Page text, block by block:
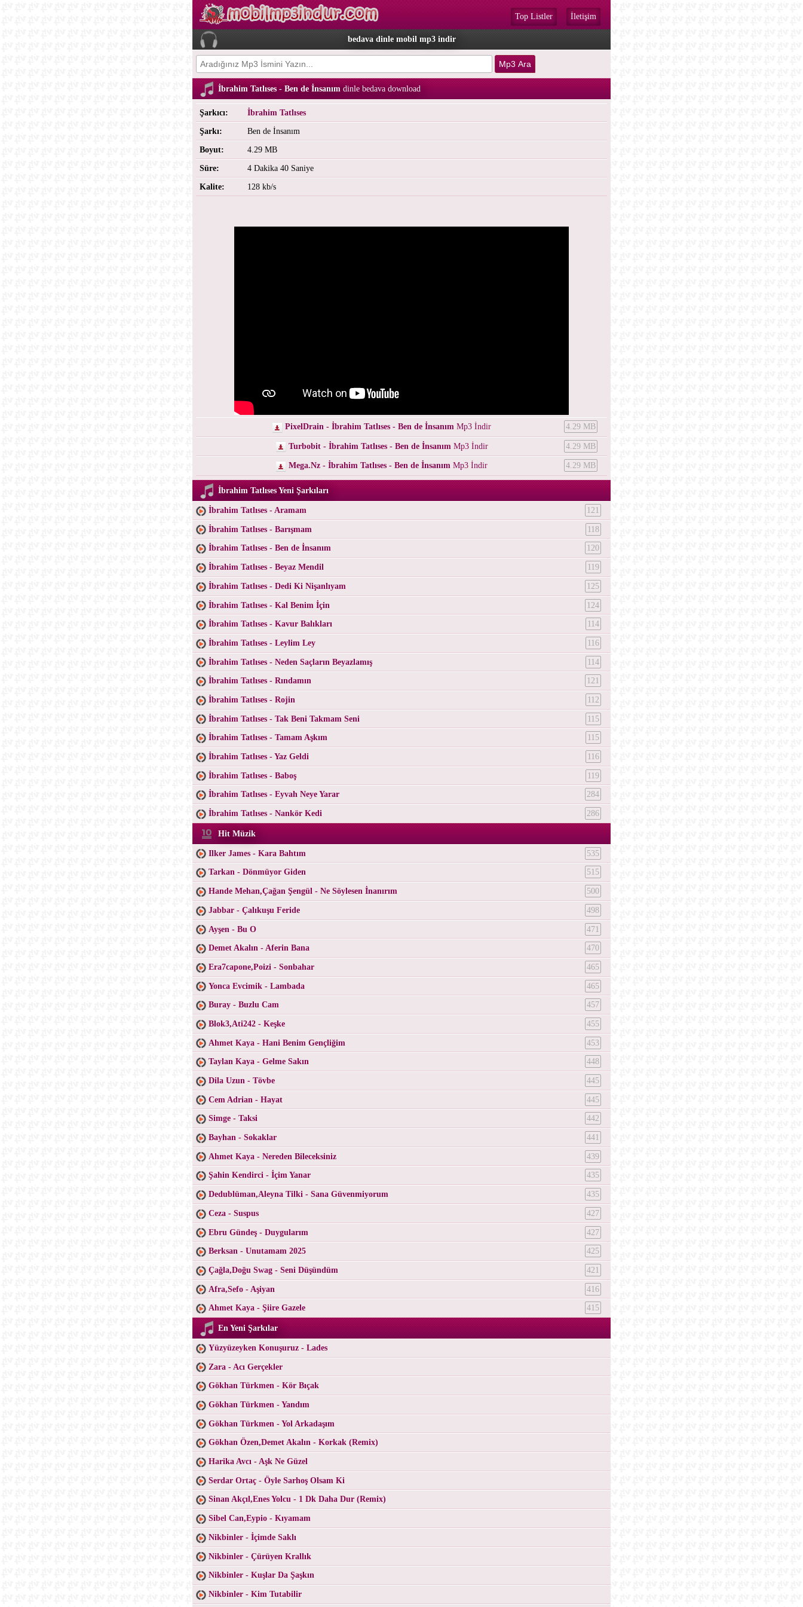
İletişim
Top Listler
bedava dinle mobil mp3 indir
İbrahim Tatlıses - Ben de İnsanımdinle bedava download
Şarkıcı:
İbrahim Tatlıses
Şarkı:
Ben de İnsanım
Boyut:
4.29 MB
Süre:
4 Dakika 40 Saniye
Kalite:
128 kb/s
PixelDrain - İbrahim Tatlıses - Ben de İnsanım Mp3 İndir 4.29 MB
Turbobit - İbrahim Tatlıses - Ben de İnsanım Mp3 İndir 4.29 MB
Mega.Nz - İbrahim Tatlıses - Ben de İnsanım Mp3 İndir 4.29 MB
İbrahim Tatlıses Yeni Şarkıları
İbrahim Tatlıses - Aramam
121
İbrahim Tatlıses - Barışmam
118
İbrahim Tatlıses - Ben de İnsanım
120
İbrahim Tatlıses - Beyaz Mendil
119
İbrahim Tatlıses - Dedi Ki Nişanlıyam
125
İbrahim Tatlıses - Kal Benim İçin
124
İbrahim Tatlıses - Kavur Balıkları
114
İbrahim Tatlıses - Leylim Ley
116
İbrahim Tatlıses - Neden Saçların Beyazlamış
114
İbrahim Tatlıses - Rındamın
121
İbrahim Tatlıses - Rojin
112
İbrahim Tatlıses - Tak Beni Takmam Seni
115
İbrahim Tatlıses - Tamam Aşkım
115
İbrahim Tatlıses - Yaz Geldi
116
İbrahim Tatlıses - Baboş
119
İbrahim Tatlıses - Eyvah Neye Yarar
284
İbrahim Tatlıses - Nankör Kedi
286
Hit Müzik
Ilker James - Kara Bahtım
535
Tarkan - Dönmüyor Giden
515
Hande Mehan,Çağan Şengül - Ne Söylesen İnanırım
500
Jabbar - Çalıkuşu Feride
498
Ayşen - Bu O
471
Demet Akalın - Aferin Bana
470
Era7capone,Poizi - Sonbahar
465
Yonca Evcimik - Lambada
465
Buray - Buzlu Cam
457
Blok3,Ati242 - Keşke
455
Ahmet Kaya - Hani Benim Gençliğim
453
Taylan Kaya - Gelme Sakın
448
Dila Uzun - Tövbe
445
Cem Adrian - Hayat
445
Simge - Taksi
442
Bayhan - Sokaklar
441
Ahmet Kaya - Nereden Bileceksiniz
439
Şahin Kendirci - İçim Yanar
435
Dedublüman,Aleyna Tilki - Sana Güvenmiyorum
435
Ceza - Suspus
427
Ebru Gündeş - Duygularım
427
Berksan - Unutamam 2025
425
Çağla,Doğu Swag - Seni Düşündüm
421
Afra,Sefo - Aşiyan
416
Ahmet Kaya - Şiire Gazele
415
En Yeni Şarkılar
Yüzyüzeyken Konuşuruz - Lades
Zara - Acı Gerçekler
Gökhan Türkmen - Kör Bıçak
Gökhan Türkmen - Yandım
Gökhan Türkmen - Yol Arkadaşım
Gökhan Özen,Demet Akalın - Korkak (Remix)
Harika Avcı - Aşk Ne Güzel
Serdar Ortaç - Öyle Sarhoş Olsam Ki
Sinan Akçıl,Enes Yolcu - 1 Dk Daha Dur (Remix)
Sibel Can,Eypio - Kıyamam
Nikbinler - İçimde Saklı
Nikbinler - Çürüyen Krallık
Nikbinler - Kuşlar Da Şaşkın
Nikbinler - Kim Tutabilir